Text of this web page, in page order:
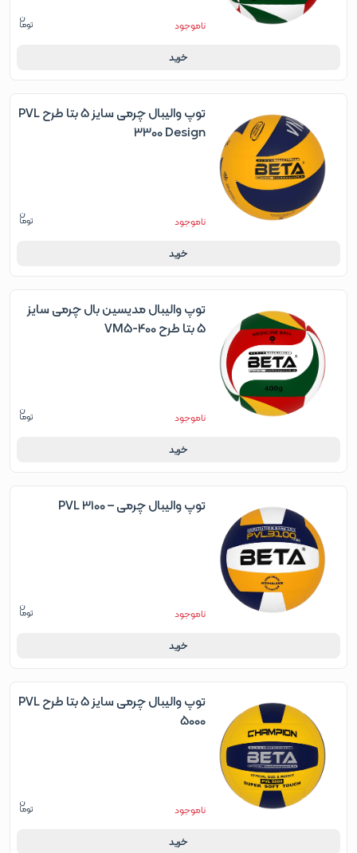
ناموجود
خرید
توپ والیبال چرمی سایز 5 بتا طرح PVL
3300 Design
ناموجود
خرید
توپ والیبال مدیسین بال چرمی سایز
5 بتا طرح VM5-400
ناموجود
خرید
توپ والیبال چرمی – PVL 3100
ناموجود
خرید
توپ والیبال چرمی سایز 5 بتا طرح PVL
5000
ناموجود
خرید